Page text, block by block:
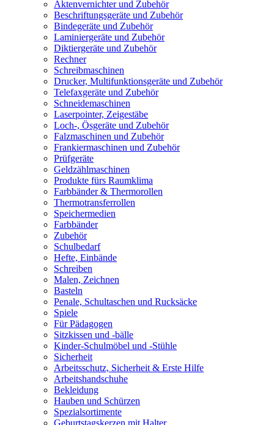
Aktenvernichter und Zubehör
Beschriftungsgeräte und Zubehör
Bindegeräte und Zubehör
Laminiergeräte und Zubehör
Diktiergeräte und Zubehör
Rechner
Schreibmaschinen
Drucker, Multifunktionsgeräte und Zubehör
Telefaxgeräte und Zubehör
Schneidemaschinen
Laserpointer, Zeigestäbe
Loch-, Ösgeräte und Zubehör
Falzmaschinen und Zubehör
Frankiermaschinen und Zubehör
Prüfgeräte
Geldzählmaschinen
Produkte fürs Raumklima
Farbbänder & Thermorollen
Thermotransferrollen
Speichermedien
Farbbänder
Zubehör
Schulbedarf
Hefte, Einbände
Schreiben
Malen, Zeichnen
Basteln
Penale, Schultaschen und Rucksäcke
Spiele
Für Pädagogen
Sitzkissen und -bälle
Kinder-Schulmöbel und -Stühle
Sicherheit
Arbeitsschutz, Sicherheit & Erste Hilfe
Arbeitshandschuhe
Bekleidung
Hauben und Schürzen
Spezialsortimente